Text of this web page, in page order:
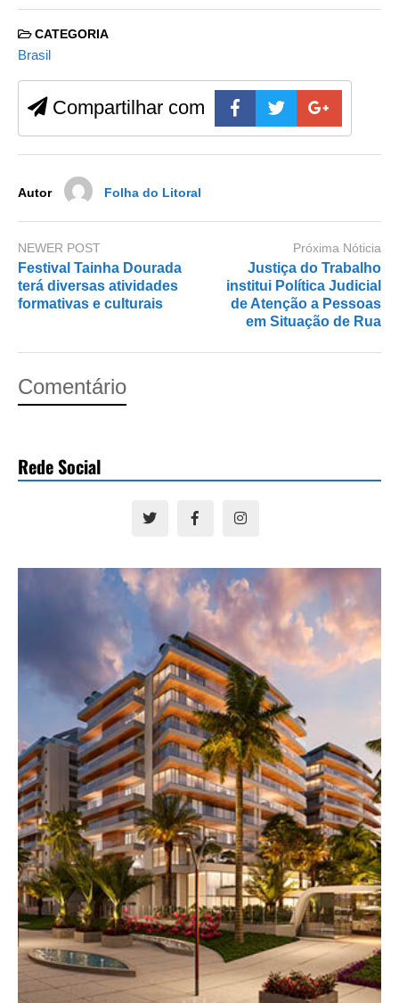
c
e
b
o
o
st
d
o
n
CATEGORIA
Brasil
Compartilhar com
Autor Folha do Litoral
NEWER POST
Festival Tainha Dourada
terá diversas atividades
formativas e culturais
Próxima Nóticia
Justiça do Trabalho
institui Política Judicial
de Atenção a Pessoas
em Situação de Rua
Comentário
Rede Social